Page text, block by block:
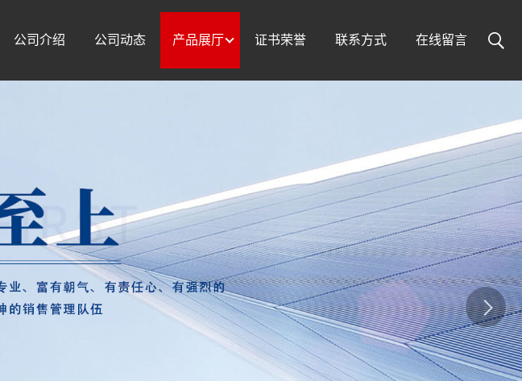
公司介绍 公司动态 产品展厅 证书荣誉 联系方式 在线留言